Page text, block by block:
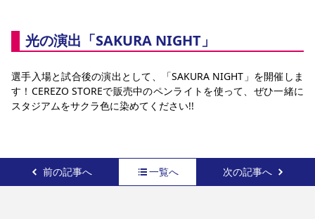
光の演出「SAKURA NIGHT」
選手入場と試合後の演出として、「SAKURA NIGHT」を開催しま
す！CEREZO STOREで販売中のペンライトを使って、ぜひ一緒に
スタジアムをサクラ色に染めてください!!
前の記事へ 一覧へ 次の記事へ